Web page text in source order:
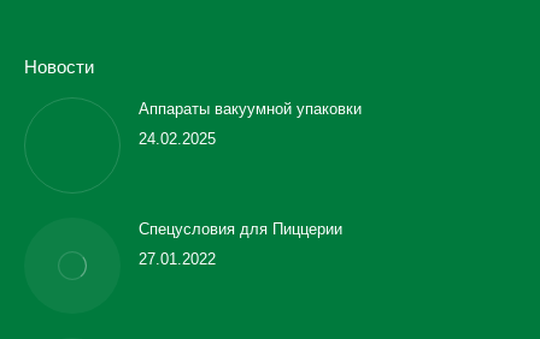
Новости
Аппараты вакуумной упаковки
24.02.2025
Спецусловия для Пиццерии
27.01.2022